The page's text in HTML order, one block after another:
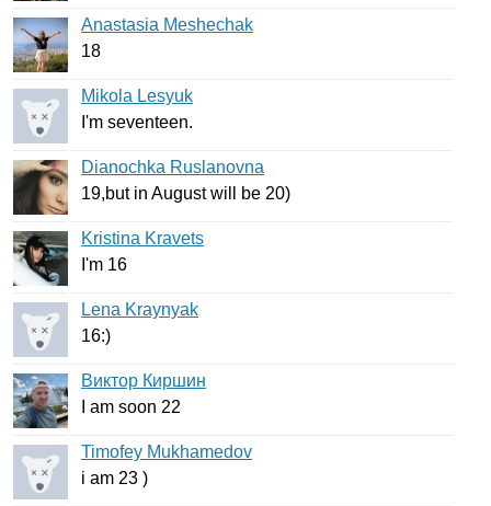
Anastasia Meshechak
18
Mikola Lesyuk
I'm seventeen.
Dianochka Ruslanovna
19,but in August will be 20)
Kristina Kravets
I'm 16
Lena Kraynyak
16:)
Виктор Киршин
am soon 22
Timofey Mukhamedov
i am 23 )